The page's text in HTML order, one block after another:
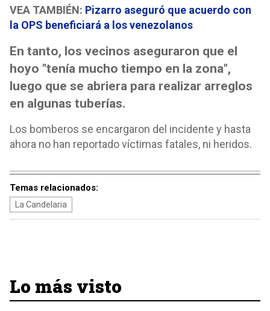
VEA TAMBIÉN: Pizarro aseguró que acuerdo con
la OPS beneficiará a los venezolanos
En tanto, los vecinos aseguraron que el
hoyo "tenía mucho tiempo en la zona",
luego que se abriera para realizar arreglos
en algunas tuberías.
Los bomberos se encargaron del incidente y hasta
ahora no han reportado víctimas fatales, ni heridos.
Temas relacionados:
La Candelaria
Lo más visto